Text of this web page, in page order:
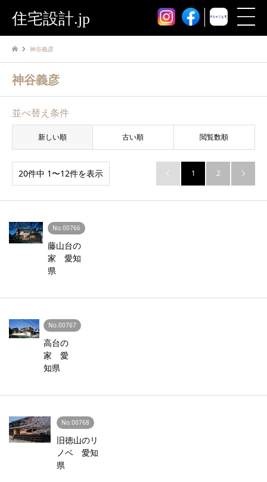
住宅設計.jp
神谷義彦
神谷義彦
並べ替え条件
新しい順 古い順 閲覧数順
20件中 1〜12件を表示  1 2 
No.00766
藤山台の
家 愛知
県
No.00767
高台の
家 愛
知県
No.00768
旧徳山のリ
ノベ 愛知
県